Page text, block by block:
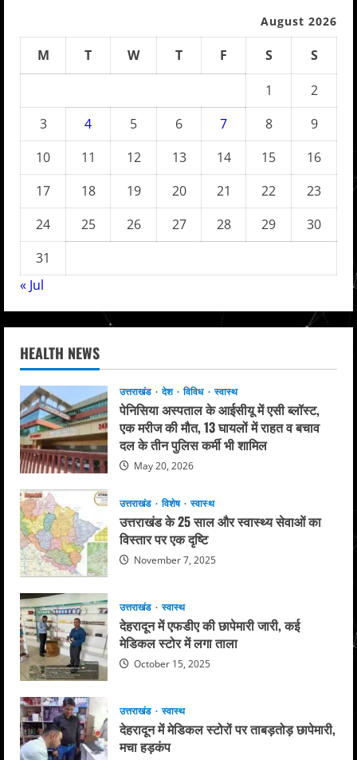
August 2026
M T W T F S
S
1
2
3
4 5 6 7 8
9
10
11 12 13 14 15
16
17
18 19 20 21 22
23
24
25 26 27 28 29
30
31
« Jul
HEALTH NEWS
उत्तराखंड देश विविध स्वास्थ
पेनिसिया अस्पताल के आईसीयू में एसी ब्लॉस्ट,
एक मरीज की मौत, 13 घायलों में राहत व बचाव
दल के तीन पुलिस कर्मी भी शामिल
May 20, 2026
उत्तराखंड विशेष स्वास्थ
उत्तराखंड के 25 साल और स्वास्थ्य सेवाओं का
विस्तार पर एक दृष्टि
November 7, 2025
उत्तराखंड स्वास्थ
देहरादून में एफडीए की छापेमारी जारी, कई
मेडिकल स्टोर में लगा ताला
October 15, 2025
उत्तराखंड स्वास्थ
देहरादून में मेडिकल स्टोरों पर ताबड़तोड़ छापेमारी,
मचा हड़कंप